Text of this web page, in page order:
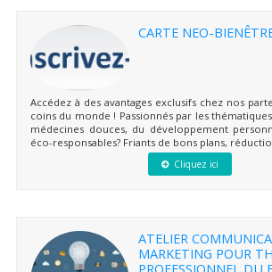
CARTE NEO-
Accédez à des avantages exclusifs chez nos
coins du monde ! Passionnés par les
médecines douces, du développement
éco-responsables? Friants de bons plans,
Cliquez ici
ATELIER
MARKETING POUR
PROFESSIONNEL DU